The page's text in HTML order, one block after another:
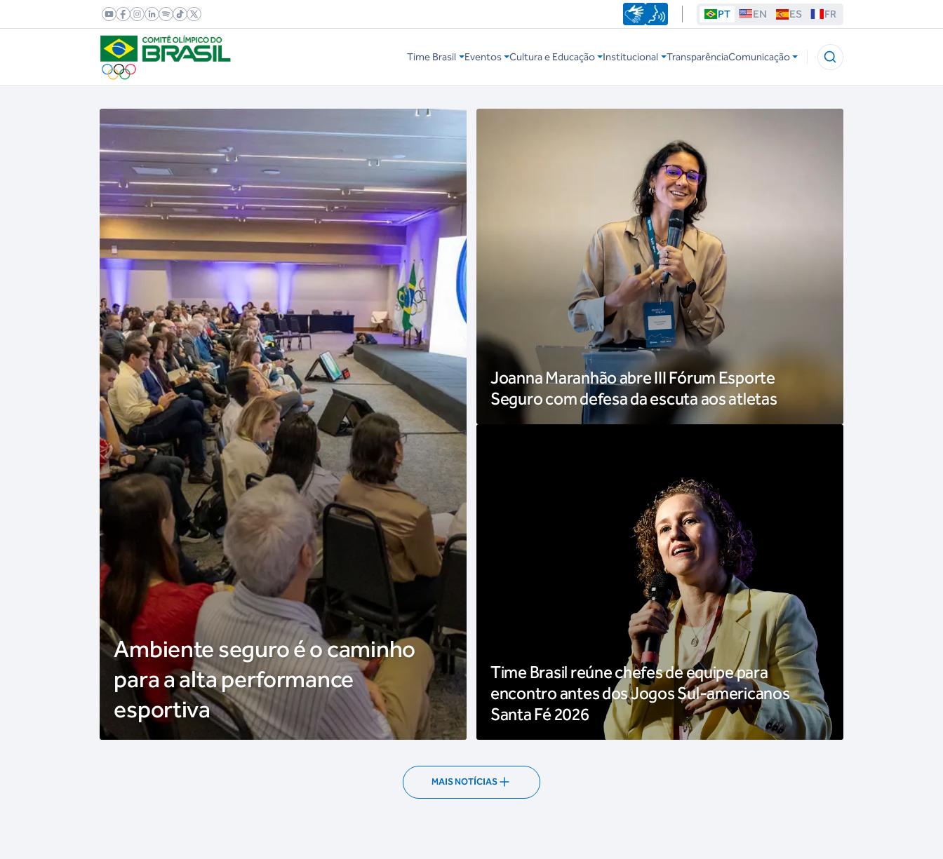
PT EN ES FR
Time Brasil Eventos Cultura e Educação Institucional TransparênciaComunicação
Ambiente seguro é o caminho
para a alta performance
esportiva
Joanna Maranhão abre III Fórum Esporte
Seguro com defesa da escuta aos atletas
Time Brasil reúne chefes de equipe para
encontro antes dos Jogos Sul-americanos
Santa Fé 2026
MAIS NOTÍCIAS